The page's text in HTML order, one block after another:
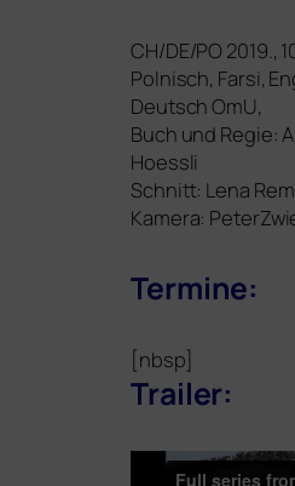
CH/DE/PO 2019.,
Polnisch, Farsi,
Deutsch OmU,
Buch und Regie:
Hoessli
Schnitt: Lena Rem
Kamera:
Termine:
[nbsp]
Trailer: